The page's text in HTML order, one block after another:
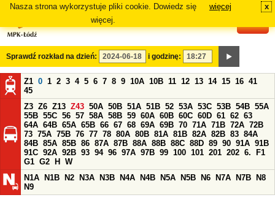
Nasza strona wykorzystuje pliki cookie. Dowiedz się
więcej.
więcej x
Sprawdź rozkład na dzień: i godzinę:
Z1 0 1 2 3 4 5 6 7 8 9 10A 10B 11 12 13 14 15 16 41
45
Z3 Z6 Z13 Z43 50A 50B 51A 51B 52 53A 53C 53B 54B 55A
55B 55C 56 57 58A 58B 59 60A 60B 60C 60D 61 62 63
64A 64B 65A 65B 66 67 68 69A 69B 70 71A 71B 72A 72B
73 75A 75B 76 77 78 80A 80B 81A 81B 82A 82B 83 84A
84B 85A 85B 86 87A 87B 88A 88B 88C 88D 89 90 91A 91B
91C 92A 92B 93 94 96 97A 97B 99 100 101 201 202 6.
F1
G1 G2 H
W
N1A
N1B N2 N3A N3B N4A N4B N5A N5B N6 N7A N7B
N8
N9